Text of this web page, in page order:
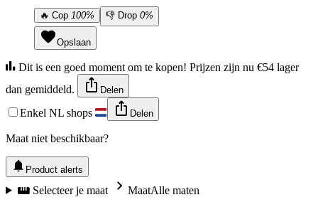
🔥 Cop 100% 👎 Drop 0%
Opslaan
Dit is een goed moment om te kopen! Prijzen zijn nu €54 lager
dan gemiddeld.
Delen
Enkel NL shops Delen
Maat niet beschikbaar?
Product alerts
Selecteer je maat MaatAlle maten